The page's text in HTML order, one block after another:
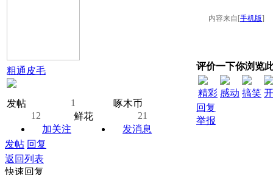
粗通皮毛
发帖 1
啄木币
12
鲜花
21
加关注
发消息
内容来自[手机版]
评价一下你浏览
精彩 感动 搞笑
回复
举报
发帖 回复
返回列表
快速回复